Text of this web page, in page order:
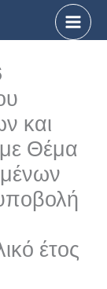
και
Θέμα
έτος